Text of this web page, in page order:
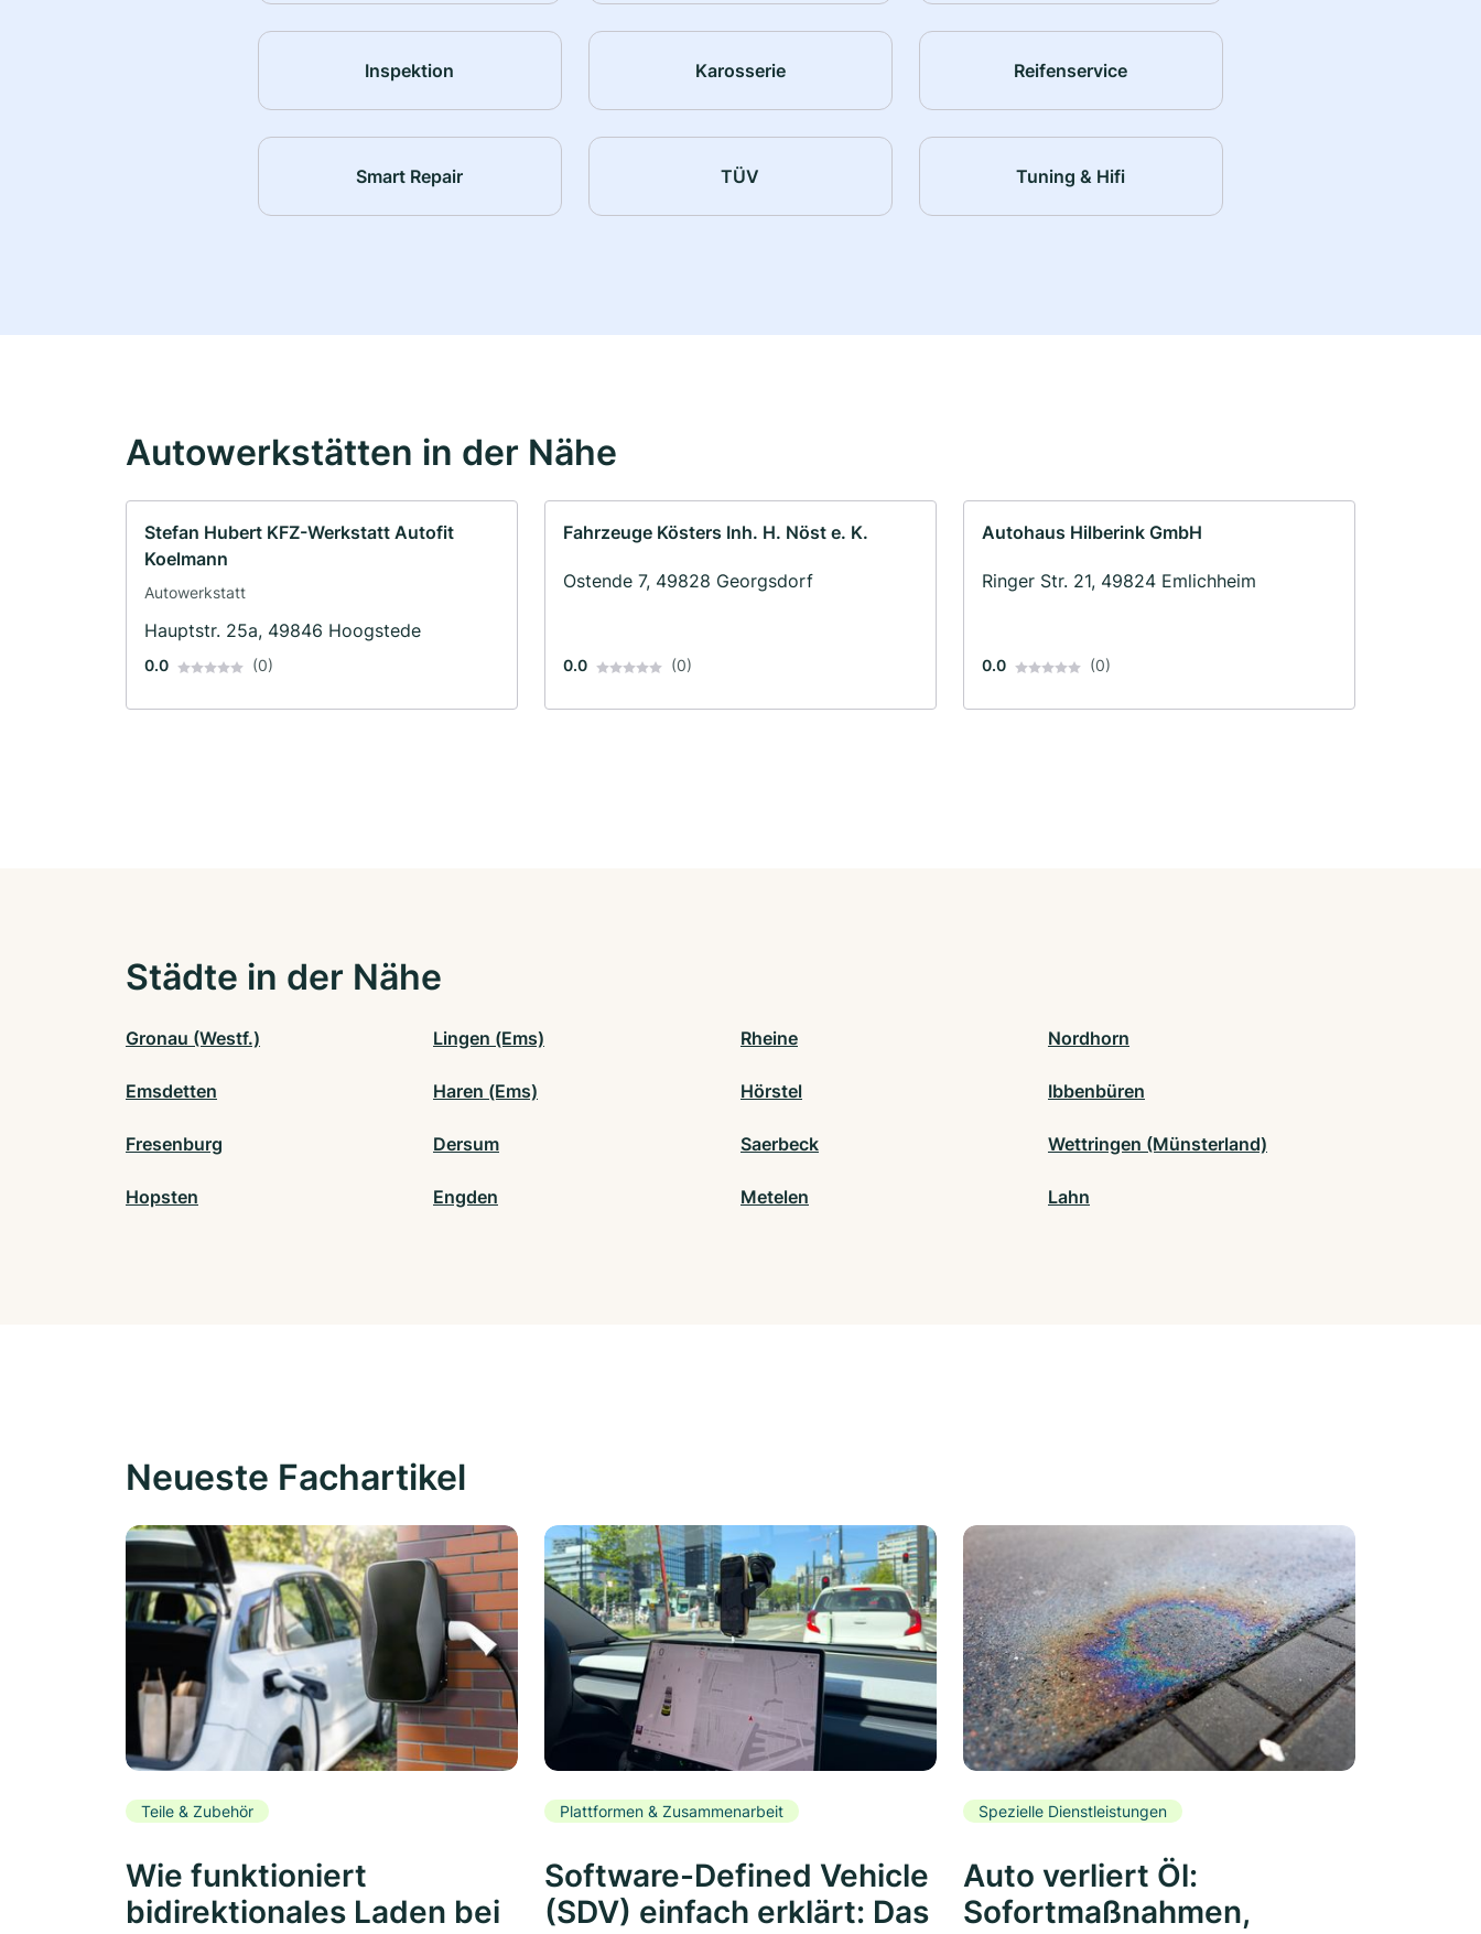
Inspektion Karosserie Reifenservice
Smart Repair TÜV Tuning & Hifi
Autowerkstätten in der Nähe
Stefan Hubert KFZ-Werkstatt Autofit
Koelmann
Autowerkstatt
Hauptstr. 25a, 49846 Hoogstede
0.0 (0)
Fahrzeuge Kösters Inh. H. Nöst e. K.
Ostende 7, 49828 Georgsdorf
0.0 (0)
Autohaus Hilberink GmbH
Ringer Str. 21, 49824 Emlichheim
0.0 (0)
Städte in der Nähe
Gronau (Westf.) Lingen (Ems) Rheine Nordhorn
Emsdetten Haren (Ems) Hörstel Ibbenbüren
Fresenburg Dersum Saerbeck Wettringen (Münsterland)
Hopsten Engden Metelen Lahn
Neueste Fachartikel
Teile & Zubehör
Wie funktioniert
bidirektionales Laden bei
Plattformen & Zusammenarbeit
Software-Defined Vehicle
(SDV) einfach erklärt: Das
Spezielle Dienstleistungen
Auto verliert Öl:
Sofortmaßnahmen,